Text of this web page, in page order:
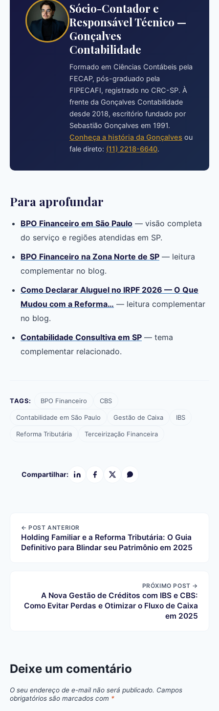
Sócio-Contador e
Responsável Técnico —
Gonçalves
Contabilidade
Formado em Ciências Contábeis pela
FECAP, pós-graduado pela
FIPECAFI, registrado no CRC-SP. À
frente da Gonçalves Contabilidade
desde 2018, escritório fundado por
Sebastião Gonçalves em 1991.
Conheça a história da Gonçalves ou
fale direto: (11) 2218-6640.
Para aprofundar
BPO Financeiro em São Paulo — visão completa
do serviço e regiões atendidas em SP.
BPO Financeiro na Zona Norte de SP — leitura
complementar no blog.
Como Declarar Aluguel no IRPF 2026 — O Que
Mudou com a Reforma… — leitura complementar
no blog.
Contabilidade Consultiva em SP — tema
complementar relacionado.
TAGS: BPO Financeiro CBS
Contabilidade em São Paulo Gestão de Caixa IBS
Reforma Tributária Terceirização Financeira
Compartilhar:
← POST ANTERIOR
Holding Familiar e a Reforma Tributária: O Guia
Definitivo para Blindar seu Patrimônio em 2025
PRÓXIMO POST →
A Nova Gestão de Créditos com IBS e CBS:
Como Evitar Perdas e Otimizar o Fluxo de Caixa
em 2025
Deixe um comentário
O seu endereço de e-mail não será publicado. Campos
obrigatórios são marcados com *